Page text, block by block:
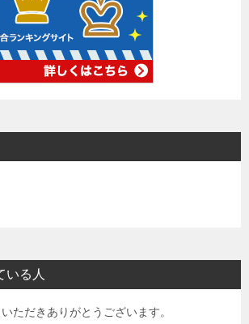
いる人
ただきありがとうございます。